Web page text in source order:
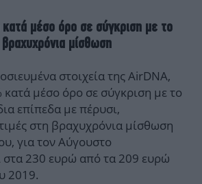
μέσο όρο σε σύγκριση με το
μίσθωση
στοιχεία της AirDNA,
κατά μέσο όρο σε σύγκριση με το
επίπεδα με πέρυσι,
στη βραχυχρόνια μίσθωση
για τον Αύγουστο
στα 230 ευρώ από τα 209 ευρώ
2019.